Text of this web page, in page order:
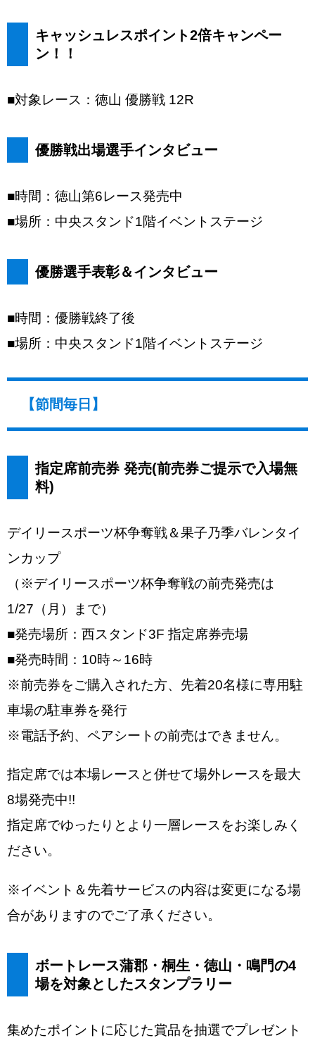
キャッシュレスポイント2倍キャンペー
ン！！
■対象レース：徳山 優勝戦 12R
優勝戦出場選手インタビュー
■時間：徳山第6レース発売中
■場所：中央スタンド1階イベントステージ
優勝選手表彰＆インタビュー
■時間：優勝戦終了後
■場所：中央スタンド1階イベントステージ
【節間毎日】
指定席前売券 発売(前売券ご提示で入場無
料)
デイリースポーツ杯争奪戦＆果子乃季バレンタイ
ンカップ
（※デイリースポーツ杯争奪戦の前売発売は
1/27（月）まで）
■発売場所：西スタンド3F 指定席券売場
■発売時間：10時～16時
※前売券をご購入された方、先着20名様に専用駐
車場の駐車券を発行
※電話予約、ペアシートの前売はできません。
指定席では本場レースと併せて場外レースを最大
8場発売中!!
指定席でゆったりとより一層レースをお楽しみく
ださい。
※イベント＆先着サービスの内容は変更になる場
合がありますのでご了承ください。
ボートレース蒲郡・桐生・徳山・鳴門の4
場を対象としたスタンプラリー
集めたポイントに応じた賞品を抽選でプレゼント